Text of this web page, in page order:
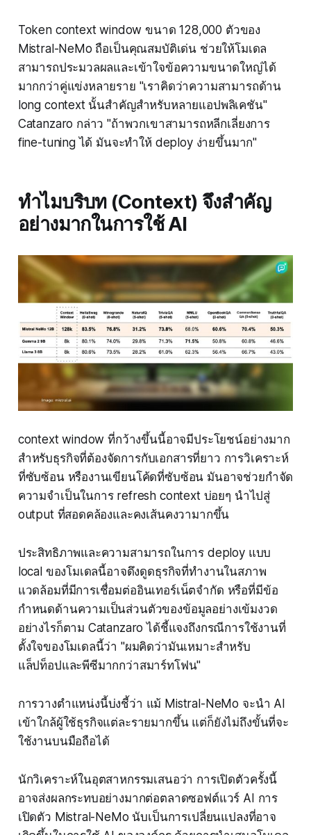
Token context window ขนาด 128,000 ตัวของ
Mistral-NeMo ถือเป็นคุณสมบัติเด่น ช่วยให้โมเดล
สามารถประมวลผลและเข้าใจข้อความขนาดใหญ่ได้
มากกว่าคู่แข่งหลายราย "เราคิดว่าความสามารถด้าน
long context นั้นสำคัญสำหรับหลายแอปพลิเคชัน"
Catanzaro กล่าว "ถ้าพวกเขาสามารถหลีกเลี่ยงการ
fine-tuning ได้ มันจะทำให้ deploy ง่ายขึ้นมาก"
ทำไมบริบท (Context) จึงสำคัญ
อย่างมากในการใช้ AI
context window ที่กว้างขึ้นนี้อาจมีประโยชน์อย่างมาก
สำหรับธุรกิจที่ต้องจัดการกับเอกสารที่ยาว การวิเคราะห์
ที่ซับซ้อน หรืองานเขียนโค้ดที่ซับซ้อน มันอาจช่วยกำจัด
ความจำเป็นในการ refresh context บ่อยๆ นำไปสู่
output ที่สอดคล้องและคงเส้นคงวามากขึ้น
ประสิทธิภาพและความสามารถในการ deploy แบบ
local ของโมเดลนี้อาจดึงดูดธุรกิจที่ทำงานในสภาพ
แวดล้อมที่มีการเชื่อมต่ออินเทอร์เน็ตจำกัด หรือที่มีข้อ
กำหนดด้านความเป็นส่วนตัวของข้อมูลอย่างเข้มงวด
อย่างไรก็ตาม Catanzaro ได้ชี้แจงถึงกรณีการใช้งานที่
ตั้งใจของโมเดลนี้ว่า "ผมคิดว่ามันเหมาะสำหรับ
แล็ปท็อปและพีซีมากกว่าสมาร์ทโฟน"
การวางตำแหน่งนี้บ่งชี้ว่า แม้ Mistral-NeMo จะนำ AI
เข้าใกล้ผู้ใช้ธุรกิจแต่ละรายมากขึ้น แต่ก็ยังไม่ถึงขั้นที่จะ
ใช้งานบนมือถือได้
นักวิเคราะห์ในอุตสาหกรรมเสนอว่า การเปิดตัวครั้งนี้
อาจส่งผลกระทบอย่างมากต่อตลาดซอฟต์แวร์ AI การ
เปิดตัว Mistral-NeMo นับเป็นการเปลี่ยนแปลงที่อาจ